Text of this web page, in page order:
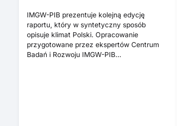
IMGW-PIB prezentuje kolejną edycję
raportu, który w syntetyczny sposób
opisuje klimat Polski. Opracowanie
przygotowane przez ekspertów Centrum
Badań i Rozwoju IMGW-PIB…